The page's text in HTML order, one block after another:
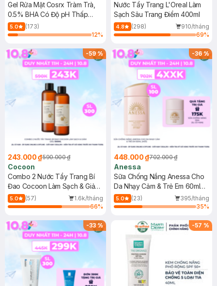
Gel Rửa Mặt Cosrx Tràm Trà,
0.5% BHA Có Độ pH Thấp
150ml
5.0
(173)
12%
Nước Tẩy Trang L'Oreal Làm
Sạch Sâu Trang Điểm 400ml
4.8 (298)
910/tháng
69%
-59%
243.000 ₫590.000 ₫
Cocoon
Combo 2 Nước Tẩy Trang Bí
Đao Cocoon Làm Sạch & Giảm
Dầu 500ml
5.0 (57)
1.6k/tháng
66%
-36%
448.000 ₫702.000 ₫
Anessa
Sữa Chống Nắng Anessa Cho
Da Nhạy Cảm & Trẻ Em 60ml
(Mới)
5.0 (23)
395/tháng
35%
-33% -57 %